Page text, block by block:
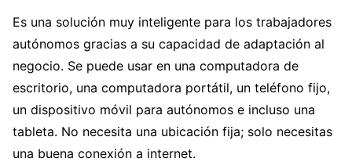
Es una solución muy inteligente para los trabajadores
autónomos gracias a su capacidad de adaptación al
negocio. Se puede usar en una computadora de
escritorio, una computadora portátil, un teléfono fijo,
un dispositivo móvil para autónomos e incluso una
tableta. No necesita una ubicación fija; solo necesitas
una buena conexión a internet.